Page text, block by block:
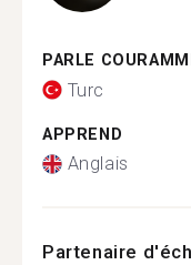
PARLE
Turc
APPREND
Anglais
Partenaire